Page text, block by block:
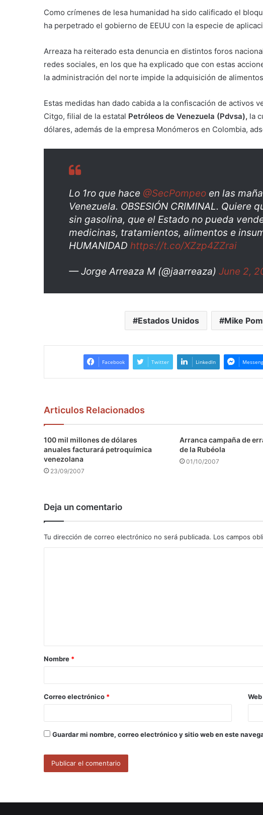
Como crímenes de lesa humanidad ha sido calificado el
ha perpetrado el gobierno de EEUU con la especie de
Arreaza ha reiterado esta denuncia en distintos foros
redes sociales, en los que ha explicado que con estas
la administración del norte impide la adquisición de
Estas medidas han dado cabida a la confiscación de activos
Citgo, filial de la estatal Petróleos de Venezuela (Pdvsa), la
dólares, además de la empresa Monómeros en Colombia,
Lo 1ro que hace @SecPompeo en las
Venezuela. OBSESIÓN CRIMINAL. Quiere
sin gasolina, que el Estado no pueda
medicinas, tratamientos, alimentos e
HUMANIDAD https://t.co/XZzp4ZZrai
— Jorge Arreaza M (@jaarreaza) June 2,
Estados Unidos Mike
Facebook Twitter LinkedIn
Articulos Relacionados
100 mil millones de dólares
anuales facturará petroquímica
venezolana
23/09/2007
Arranca campaña de
de la Rubéola
01/10/2007
Deja un comentario
Tu dirección de correo electrónico no será publicada. Los campos
a
r
*
Nombre *
Correo electrónico * Web
Guardar mi nombre, correo electrónico y sitio web en este